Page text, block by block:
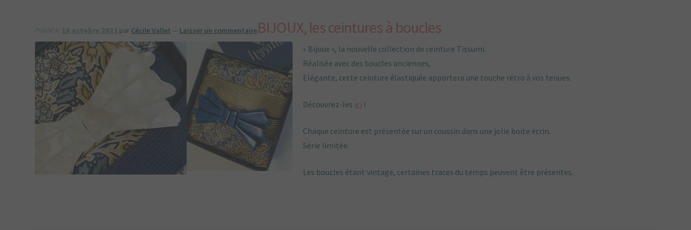
Publié le 10 octobre 2022 par Cécile Vallet — Laisser un commentaireBIJOUX, les ceintures à boucles
« Bijoux », la nouvelle collection de ceinture Tissumi.
Réalisée avec des boucles anciennes,
Elégante, cette ceinture élastiquée apportera une touche rétro à vos tenues.
Découvrez-les ici !
Chaque ceinture est présentée sur un coussin dans une jolie boite écrin.
Série limitée.
Les boucles étant vintage, certaines traces du temps peuvent être présentes.